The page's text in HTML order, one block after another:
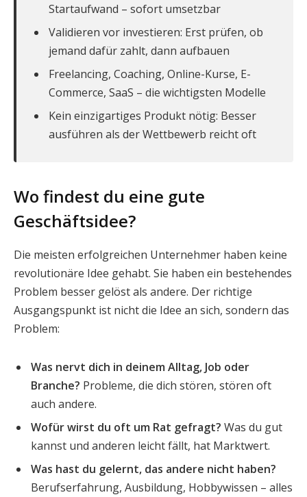
Startaufwand – sofort umsetzbar
Validieren vor investieren: Erst prüfen, ob
jemand dafür zahlt, dann aufbauen
Freelancing, Coaching, Online-Kurse, E-
Commerce, SaaS – die wichtigsten Modelle
Kein einzigartiges Produkt nötig: Besser
ausführen als der Wettbewerb reicht oft
Wo findest du eine gute
Geschäftsidee?
Die meisten erfolgreichen Unternehmer haben keine
revolutionäre Idee gehabt. Sie haben ein bestehendes
Problem besser gelöst als andere. Der richtige
Ausgangspunkt ist nicht die Idee an sich, sondern das
Problem:
Was nervt dich in deinem Alltag, Job oder
Branche? Probleme, die dich stören, stören oft
auch andere.
Wofür wirst du oft um Rat gefragt? Was du gut
kannst und anderen leicht fällt, hat Marktwert.
Was hast du gelernt, das andere nicht haben?
Berufserfahrung, Ausbildung, Hobbywissen – alles